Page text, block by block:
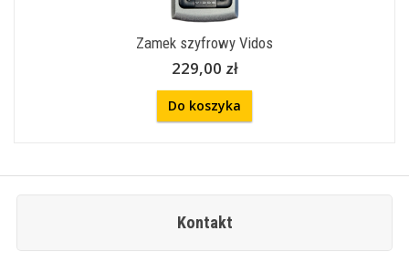
Zamek szyfrowy Vidos
229,00 zł
Do koszyka
Kontakt